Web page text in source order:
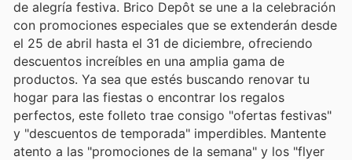
de alegría festiva. Brico Depôt se une a la celebración
con promociones especiales que se extenderán desde
el 25 de abril hasta el 31 de diciembre, ofreciendo
descuentos increíbles en una amplia gama de
productos. Ya sea que estés buscando renovar tu
hogar para las fiestas o encontrar los regalos
perfectos, este folleto trae consigo "ofertas festivas"
y "descuentos de temporada" imperdibles. Mantente
atento a las "promociones de la semana" y los "flyer